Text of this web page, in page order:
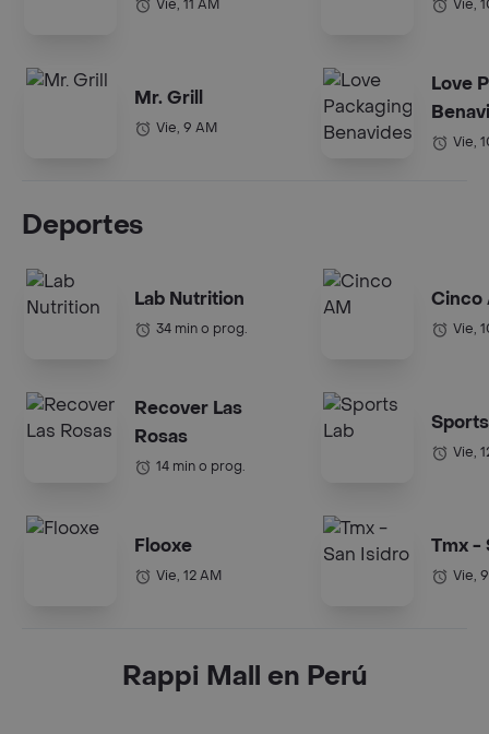
Vie, 11 AM
Mr. Grill
Vie, 9 AM
Vie,
Love
Vie,
Deportes
Lab Nutrition
34 min o prog.
Recover Las
Rosas
14 min o prog.
Flooxe
Vie, 12 AM
Cinco
Vie,
Vie,
Tmx -
Vie,
Rappi Mall en Perú